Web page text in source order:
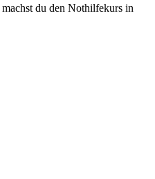
machst du den Nothilfekurs in